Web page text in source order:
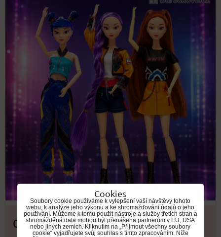
od 459 Kč
Cookies
Soubory cookie používáme k vylepšení vaší návštěvy tohoto
webu, k analýze jeho výkonu a ke shromažďování údajů o jeho
používání. Můžeme k tomu použít nástroje a služby třetích stran a
shromážděná data mohou být přenášena partnerům v EU, USA
nebo jiných zemích. Kliknutím na „Přijmout všechny soubory
cookie“ vyjadřujete svůj souhlas s tímto zpracováním. Níže